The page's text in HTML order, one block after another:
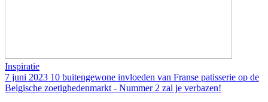
Inspiratie
7 juni 2023 10 buitengewone invloeden van Franse patisserie op de
Belgische zoetighedenmarkt - Nummer 2 zal je verbazen!